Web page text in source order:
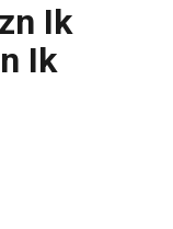
Ik
Ik